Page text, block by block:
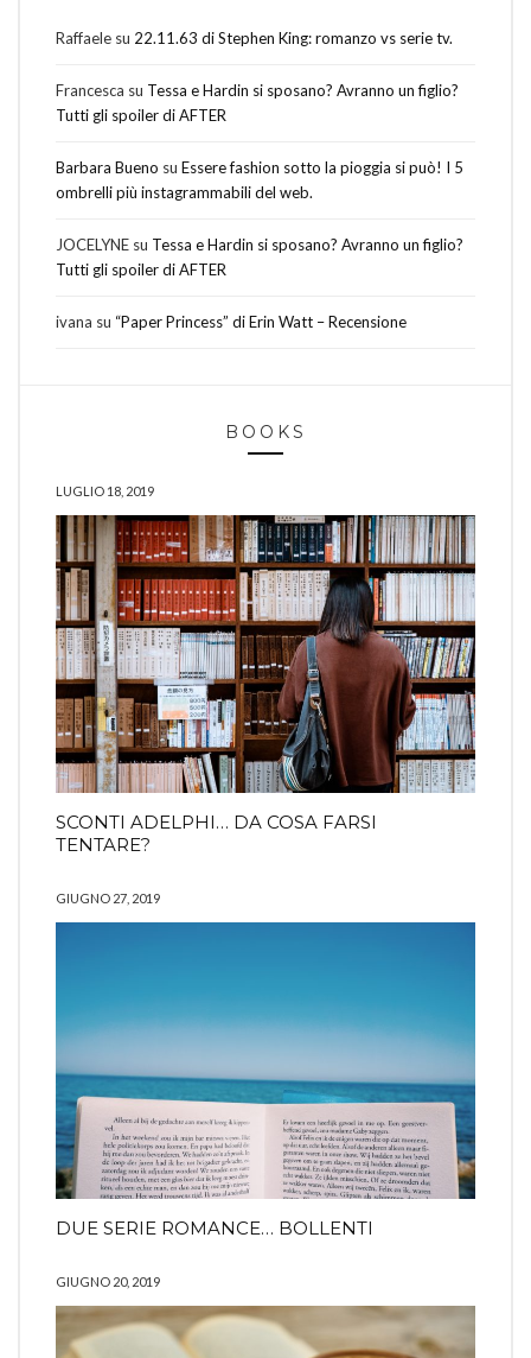
Raffaele su 22.11.63 di Stephen King: romanzo vs serie tv.
Francesca su Tessa e Hardin si sposano? Avranno un figlio?
Tutti gli spoiler di AFTER
Barbara Bueno su Essere fashion sotto la pioggia si può! I 5
ombrelli più instagrammabili del web.
JOCELYNE su Tessa e Hardin si sposano? Avranno un figlio?
Tutti gli spoiler di AFTER
ivana su “Paper Princess” di Erin Watt – Recensione
BOOKS
LUGLIO 18, 2019
SCONTI ADELPHI… DA COSA FARSI
TENTARE?
GIUGNO 27, 2019
DUE SERIE ROMANCE… BOLLENTI
GIUGNO 20, 2019